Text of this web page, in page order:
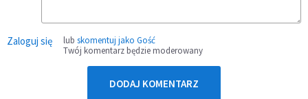
Zaloguj się lub skomentuj jako Gość
Twój komentarz będzie moderowany
DODAJ KOMENTARZ